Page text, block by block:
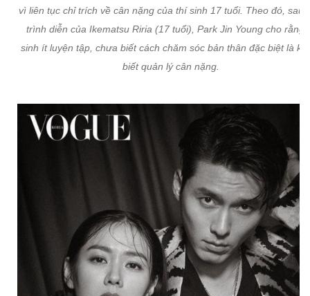
vì liên tục chỉ trích về cân nặng của thí sinh 17 tuổi. Theo đó, sau
trình diễn của Ikematsu Riria (17 tuổi), Park Jin Young cho rằng
sinh ít luyện tập, chưa biết cách chăm sóc bản thân đặc biệt là
biết quản lý cân nặng.